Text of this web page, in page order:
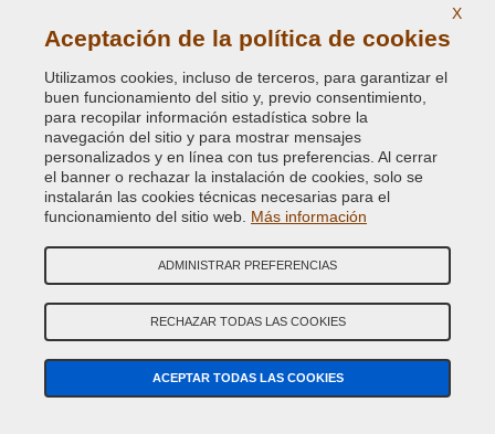
IVA incluido
X
Aceptación de la política de cookies
Utilizamos cookies, incluso de terceros, para garantizar el
buen funcionamiento del sitio y, previo consentimiento,
para recopilar información estadística sobre la
navegación del sitio y para mostrar mensajes
personalizados y en línea con tus preferencias. Al cerrar
el banner o rechazar la instalación de cookies, solo se
instalarán las cookies técnicas necesarias para el
funcionamiento del sitio web. Más información
ADMINISTRAR PREFERENCIAS
RECHAZAR TODAS LAS COOKIES
ACEPTAR TODAS LAS COOKIES